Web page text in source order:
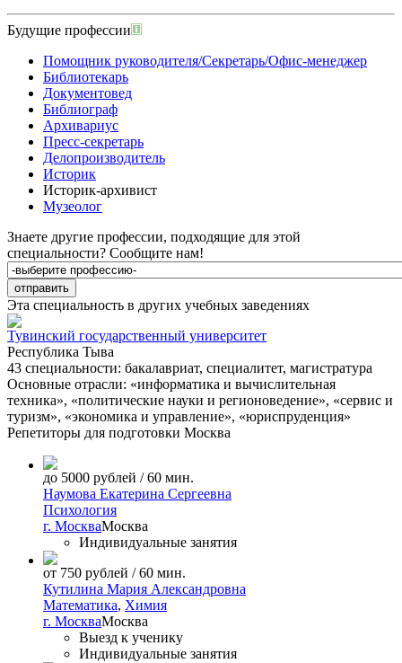
Будущие профессии
Помощник руководителя/Секретарь/Офис-менеджер
Библиотекарь
Документовед
Библиограф
Архивариус
Пресс-секретарь
Делопроизводитель
Историк
Историк-архивист
Музеолог
Знаете другие профессии, подходящие для этой
специальности? Сообщите нам!
Эта специальность в других учебных заведениях
Тувинский государственный университет
Республика Тыва
43 специальности: бакалавриат, специалитет, магистратура
Основные отрасли: «информатика и вычислительная
техника», «политические науки и регионоведение», «сервис и
туризм», «экономика и управление», «юриспруденция»
Репетиторы для подготовки Москва
до 5000 рублей / 60 мин.
Наумова Екатерина Сергеевна
Психология
г. МоскваМосква
Индивидуальные занятия
от 750 рублей / 60 мин.
Кутилина Мария Александровна
Математика, Химия
г. МоскваМосква
Выезд к ученику
Индивидуальные занятия